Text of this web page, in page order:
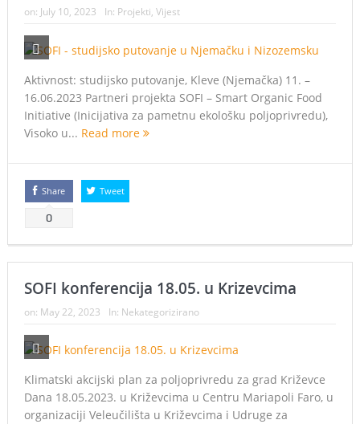
on: July 10, 2023 In: Projekti, Vijest
Aktivnost: studijsko putovanje, Kleve (Njemačka) 11. –
16.06.2023 Partneri projekta SOFI – Smart Organic Food
Initiative (Inicijativa za pametnu ekološku poljoprivredu),
Visoko u... Read more
Share
0
Tweet
SOFI konferencija 18.05. u Krizevcima
on: May 22, 2023 In: Nekategorizirano
Klimatski akcijski plan za poljoprivredu za grad Križevce
Dana 18.05.2023. u Križevcima u Centru Mariapoli Faro, u
organizaciji Veleučilišta u Križevcima i Udruge za